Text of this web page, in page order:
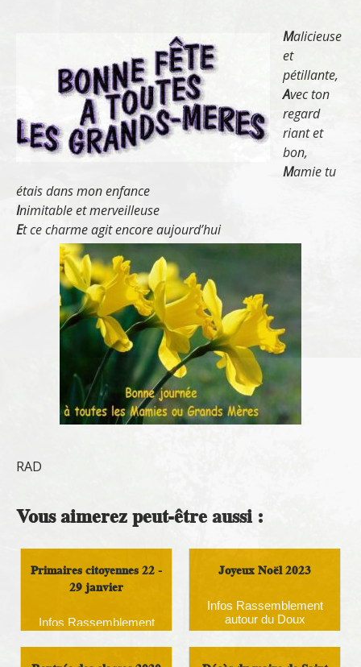
Malicieuse
et
pétillante,
Avec ton
regard
riant et
bon,
Mamie tu
étais dans mon enfance
Inimitable et merveilleuse
Et ce charme agit encore aujourd’hui
RAD
Vous aimerez peut-être aussi :
Primaires citoyennes 22 -
29 janvier
Infos Rassemblement
Joyeux Noël 2023
Infos Rassemblement
autour du Doux